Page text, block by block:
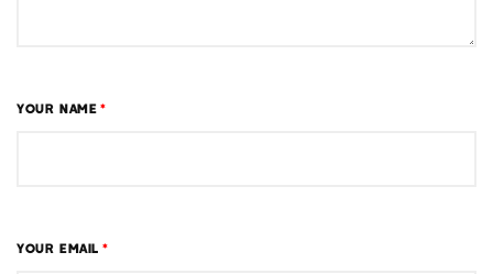
YOUR NAME *
YOUR EMAIL *